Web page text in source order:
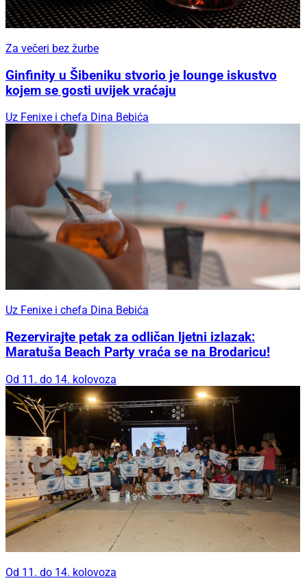
Za večeri bez žurbe
Ginfinity u Šibeniku stvorio je lounge iskustvo
kojem se gosti uvijek vraćaju
Uz Fenixe i chefa Dina Bebića
Uz Fenixe i chefa Dina Bebića
Rezervirajte petak za odličan ljetni izlazak:
Maratuša Beach Party vraća se na Brodaricu!
Od 11. do 14. kolovoza
Od 11. do 14. kolovoza